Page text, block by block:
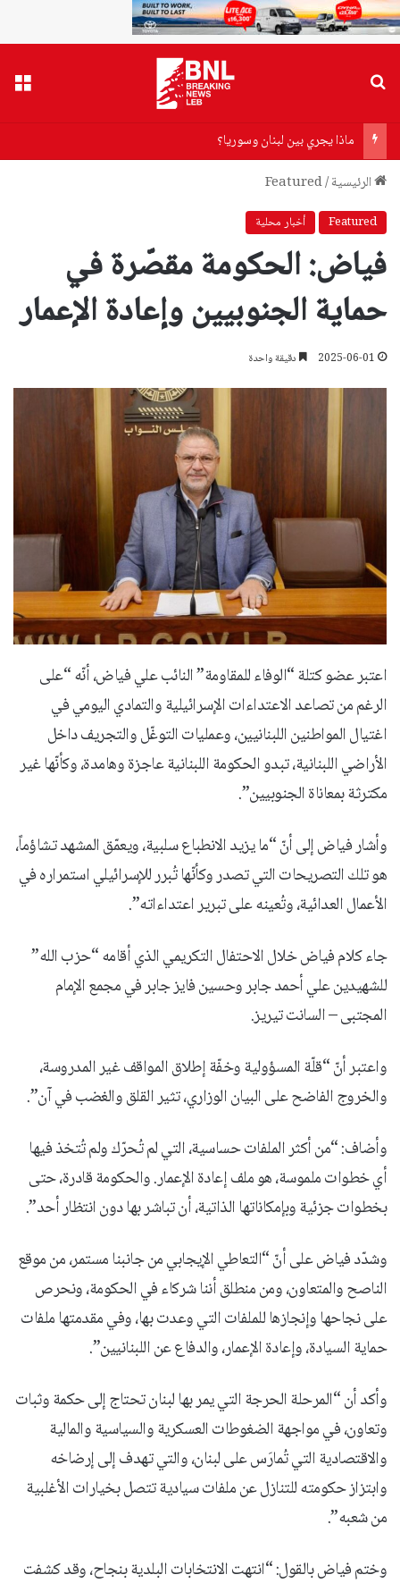
ماذا يجري بين لبنان وسوريا؟
الرئيسية/
Featured
Featured أخبار محلية
فياض: الحكومة مقصّرة في
حماية الجنوبيين وإعادة الإعمار
2025-06-01 دقيقة واحدة
اعتبر عضو كتلة “الوفاء للمقاومة” النائب علي فياض، أنّه “على
الرغم من تصاعد الاعتداءات الإسرائيلية والتمادي اليومي في
اغتيال المواطنين اللبنانيين، وعمليات التوغّل والتجريف داخل
الأراضي اللبنانية، تبدو الحكومة اللبنانية عاجزة وهامدة، وكأنّها غير
مكترثة بمعاناة الجنوبيين”.
وأشار فياض إلى أنّ “ما يزيد الانطباع سلبية، ويعمّق المشهد تشاؤماً،
هو تلك التصريحات التي تصدر وكأنّها تُبرر للإسرائيلي استمراره في
الأعمال العدائية، وتُعينه على تبرير اعتداءاته”.
جاء كلام فياض خلال الاحتفال التكريمي الذي أقامه “حزب الله”
للشهيدين علي أحمد جابر وحسين فايز جابر في مجمع الإمام
المجتبى – السانت تيريز.
واعتبر أنّ “قلّة المسؤولية وخفّة إطلاق المواقف غير المدروسة،
والخروج الفاضح على البيان الوزاري، تثير القلق والغضب في آن”.
وأضاف: “من أكثر الملفات حساسية، التي لم تُحرّك ولم تُتخذ فيها
أي خطوات ملموسة، هو ملف إعادة الإعمار. والحكومة قادرة، حتى
بخطوات جزئية وبإمكاناتها الذاتية، أن تباشر بها دون انتظار أحد”.
وشدّد فياض على أنّ “التعاطي الإيجابي من جانبنا مستمر، من موقع
الناصح والمتعاون، ومن منطلق أننا شركاء في الحكومة، ونحرص
على نجاحها وإنجازها للملفات التي وعدت بها، وفي مقدمتها ملفات
حماية السيادة، وإعادة الإعمار، والدفاع عن اللبنانيين”.
وأكد أن “المرحلة الحرجة التي يمر بها لبنان تحتاج إلى حكمة وثبات
وتعاون، في مواجهة الضغوطات العسكرية والسياسية والمالية
والاقتصادية التي تُمارَس على لبنان، والتي تهدف إلى إرضاخه
وابتزاز حكومته للتنازل عن ملفات سيادية تتصل بخيارات الأغلبية
من شعبه”.
وختم فياض بالقول: “انتهت الانتخابات البلدية بنجاح، وقد كشفت